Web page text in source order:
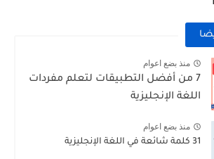
منذ بضع اعوام
7 من أفضل التطبيقات لتعلم مفردات
اللغة الإنجليزية
منذ بضع اعوام
31 كلمة شائعة في اللغة الإنجليزية